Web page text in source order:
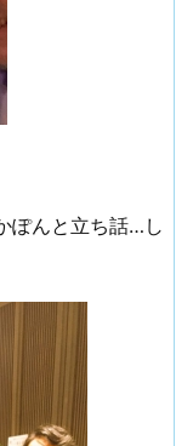
ぽんと立ち話…し